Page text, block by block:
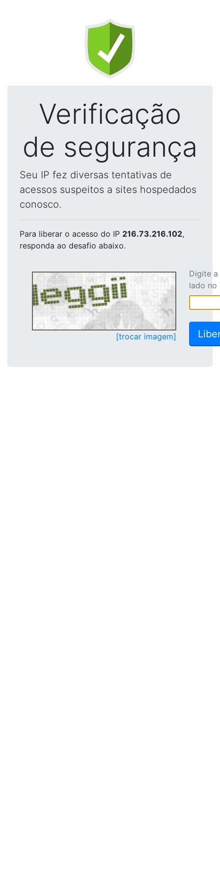
Verificação
de segurança
Seu IP fez diversas tentativas de
acessos suspeitos a sites hospedados
conosco.
Para liberar o acesso do IP 216.73.216.102,
responda ao desafio abaixo.
[trocar imagem]
Digite
lado no